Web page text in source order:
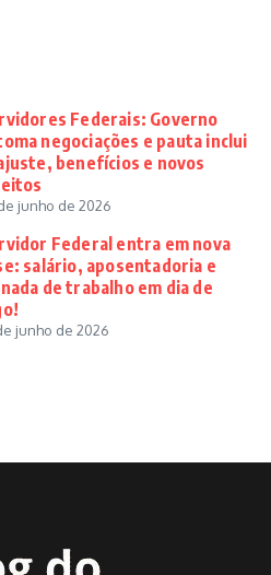
Federais: Governo
negociações e pauta inclui
benefícios e novos
junho de 2026
Federal entra em nova
salário, aposentadoria e
de trabalho em dia de
junho de 2026